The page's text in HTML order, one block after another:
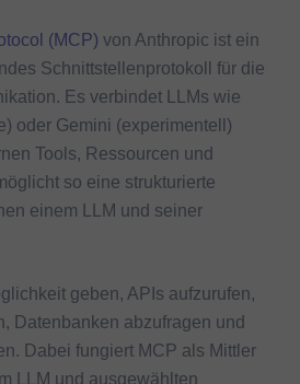
(MCP) von Anthropic ist ein
Schnittstellenprotokoll für die
Es verbindet LLMs wie
oder Gemini (experimentell)
Tools, Ressourcen und
so eine strukturierte
einem LLM und seiner
geben, APIs aufzurufen,
Datenbanken abzufragen und
Dabei fungiert MCP als Mittler
LLM und ausgewählten